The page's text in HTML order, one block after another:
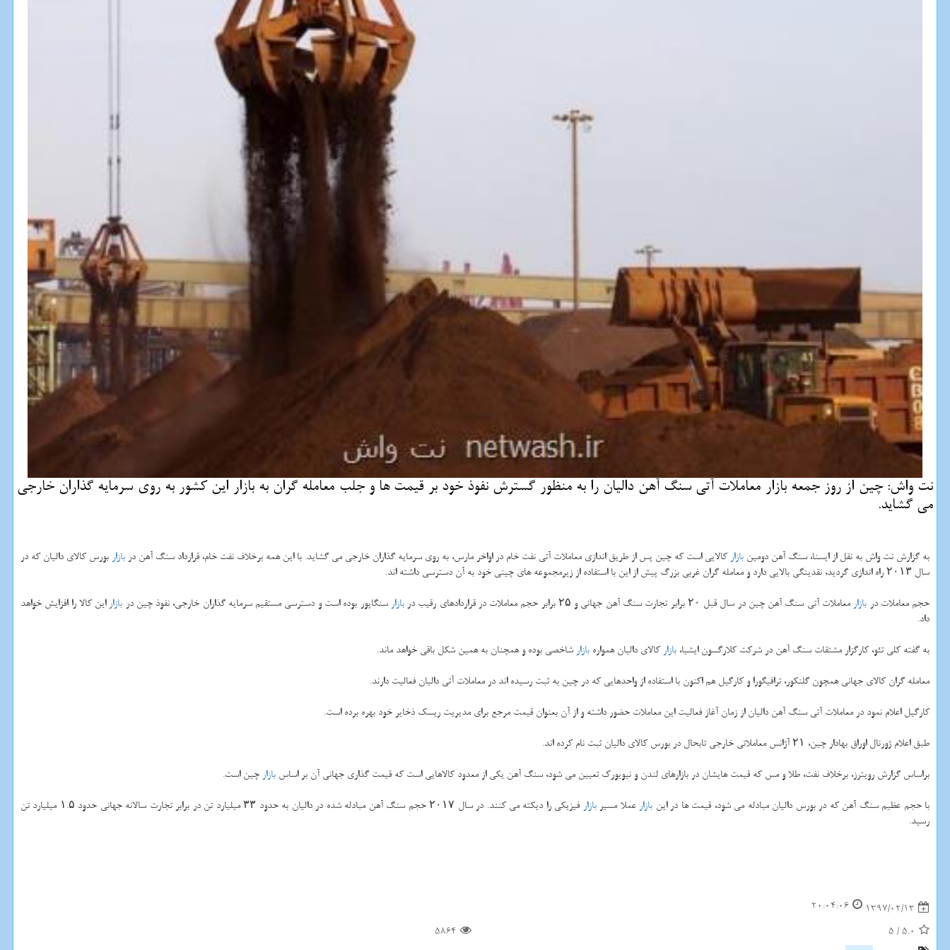
نت واش: چین از روز جمعه بازار معاملات آتی سنگ آهن دالیان را به منظور گسترش نفوذ خود بر قیمت ها و جلب معامله گران به بازار این كشور به روی سرمایه گذاران خارجی
می گشاید.
به گزارش نت واش به نقل از ایسنا، سنگ آهن دومین بازاركالایی است كه چین پس از طریق اندازی معاملات آتی نفت خام در اواخر مارس، به روی سرمایه گذاران خارجی می گشاید. با این همه برخلاف نفت خام، قرارداد سنگ آهن در بازار بورس كالای دالیان كه در
سال ۲۰۱۳ راه اندازی گردید، نقدینگی بالایی دارد و معامله گران غربی بزرگ پیش از این با استفاده از زیرمجموعه های چینی خود به آن دسترسی داشته اند.
حجم معاملات در بازارمعاملات آتی سنگ آهن چین در سال قبل ۲۰ برابر تجارت سنگ آهن جهانی و ۲۵ برابر حجم معاملات در قراردادهای رقیب در بازار سنگاپور بوده است و دسترسی مستقیم سرمایه گذاران خارجی، نفوذ چین در بازاراین كالا را افزایش خواهد
داد.
به گفته كلی تئو، كارگزار مشتقات سنگ آهن در شركت كلارگسون ایشیا، بازاركالای دالیان همواره بازار شاخصی بوده و همچنان به همین شكل باقی خواهد ماند.
معامله گران كالای جهانی همچون گلنكور، ترافیگورا و كارگیل هم اكنون با استفاده از واحدهایی كه در چین به ثبت رسیده اند در معاملات آتی دالیان فعالیت دارند.
كارگیل اعلام نمود در معاملات آتی سنگ آهن دالیان از زمان آغاز فعالیت این معاملات حضور داشته و از آن بعنوان قیمت مرجع برای مدیریت ریسك ذخایر خود بهره برده است.
طبق اعلام ژورنال اوراق بهادار چین، ۲۱ آژانس معاملاتی خارجی تابحال در بورس كالای دالیان ثبت نام كرده اند.
براساس گزارش رویترز، برخلاف نفت، طلا و مس كه قیمت هایشان در بازارهای لندن و نیویورك تعیین می شود، سنگ آهن یكی از معدود كالاهایی است كه قیمت گذاری جهانی آن بر اساس بازار چین است.
با حجم عظیم سنگ آهن كه در بورس دالیان مبادله می شود، قیمت ها در این بازار عملا مسیربازار
فیزیكی را دیكته می كنند. در سال ۲۰۱۷ حجم سنگ آهن مبادله شده در دالیان به حدود ۳۳ میلیارد تن در برابر تجارت سالانه جهانی حدود ۱.۵ میلیارد تن
رسید.
1397/02/13
20:04:06
5.0
/
5
5864